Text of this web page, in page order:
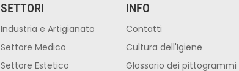
SETTORI
Industria e Artigianato
Settore Medico
Settore Estetico
INFO
Contatti
Cultura dell'Igiene
Glossario dei pittogrammi